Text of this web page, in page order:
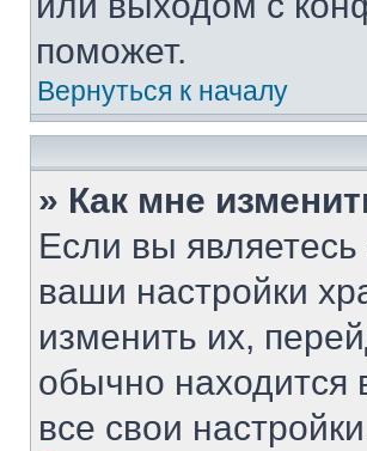
поможет.
Вернуться к началу
» Как мне
Если вы
ваши настройки
изменить их,
обычно находится
все свои